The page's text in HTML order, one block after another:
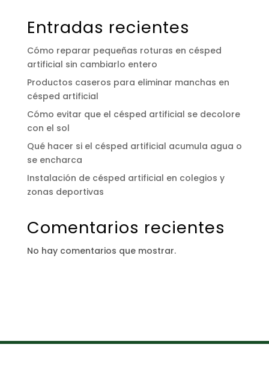
Entradas recientes
Cómo reparar pequeñas roturas en césped
artificial sin cambiarlo entero
Productos caseros para eliminar manchas en
césped artificial
Cómo evitar que el césped artificial se decolore
con el sol
Qué hacer si el césped artificial acumula agua o
se encharca
Instalación de césped artificial en colegios y
zonas deportivas
Comentarios recientes
No hay comentarios que mostrar.